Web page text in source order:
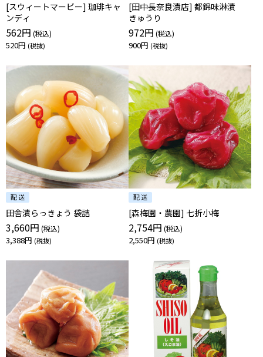
[スウィートマービー] 珈琲キャ
ンディ
562円
520円
[田中長奈良漬店] 都錦味淋漬
きゅうり
972円
900円
田舎漬らっきょう 袋詰
3,660円
3,388円
[森梅園・農園] 七折小梅
2,754円
2,550円